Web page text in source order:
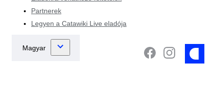
Partnerek
Legyen a Catawiki Live eladója